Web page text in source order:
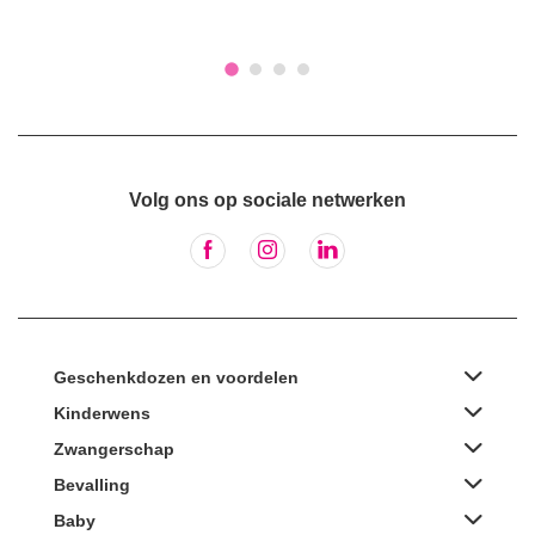
Volg ons op sociale netwerken
Geschenkdozen en voordelen
Kinderwens
Zwangerschap
Bevalling
Baby